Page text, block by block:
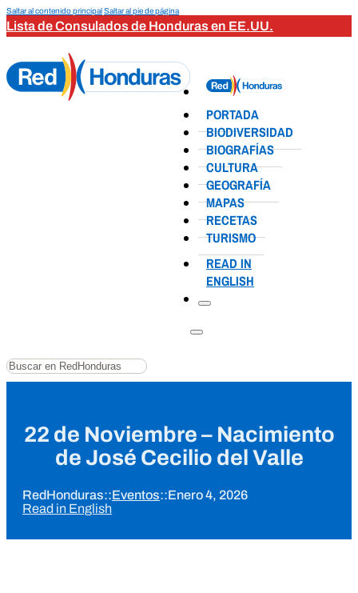
Saltar al contenido principalSaltar al pie de página
Lista de Consulados de Honduras en EE.UU.
PORTADA
BIODIVERSIDAD
BIOGRAFÍAS
CULTURA
GEOGRAFÍA
MAPAS
RECETAS
TURISMO
READ IN
ENGLISH
Buscar
22 de Noviembre – Nacimiento
de José Cecilio del Valle
RedHonduras::Eventos::Enero 4, 2026
Read in English